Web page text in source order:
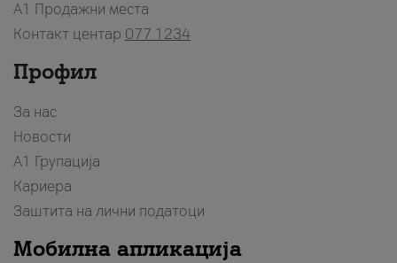
A1 Продажни места
Контакт центар 077 1234
Профил
За нас
Новости
А1 Групација
Кариера
Заштита на лични податоци
Мобилна апликација